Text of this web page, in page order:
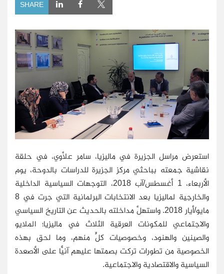
SHARE
استعرض مراسل الجزيرة في ماليزيا، سامر علاَّوي، في حلقة
نقاشية جمعته بباحثي مركز الجزيرة للدراسات بالدوحة، يوم
الأربعاء، 1 أغسطس/آب 2018، التوجهات السياسية الداخلية
والخارجية لماليزيا بعد الانتخابات البرلمانية التي جرت في 8
مايو/أيار 2018. واستهلَّ مداخلته بالحديث عن التاريخ السياسي
والاجتماعي للمكونات العرقية الثلاث في ماليزيا؛ الملايو
والصينين والهنود، وخصوصيات كلٍّ منهم، وما لحق بهذه
الخصوصية من تطورات تركت بصمتها عليهم آنيًّا على الأصعدة
السياسية والاقتصادية والاجتماعية.